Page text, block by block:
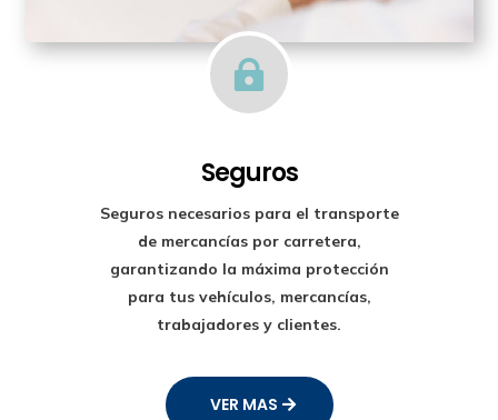

Seguros
Seguros necesarios para el transporte
de mercancías por carretera,
garantizando la máxima protección
para tus vehículos, mercancías,
trabajadores y clientes.
VER MAS